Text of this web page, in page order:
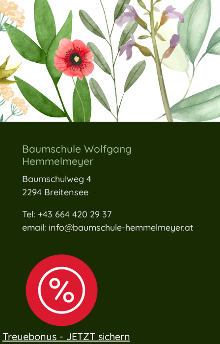
Baumschule Wolfgang
Hemmelmeyer
Baumschulweg 4
2294 Breitensee
Tel: +43 664 420 29 37
email: info@baumschule-hemmelmeyer.at
Treuebonus - JETZT sichern